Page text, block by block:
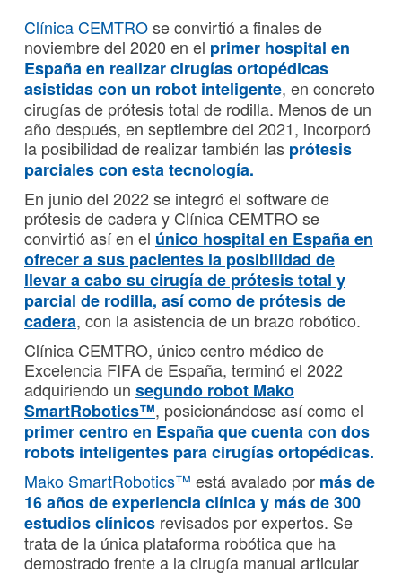
Clínica CEMTROse convirtió a finales de
noviembre del 2020 en el primer hospital en
España en realizar cirugías ortopédicas
asistidas con un robot inteligente, en concreto
cirugías de prótesis total de rodilla. Menos de un
año después, en septiembre del 2021, incorporó
la posibilidad de realizar también las prótesis
parciales con esta tecnología.
En junio del 2022 se integró el software de
prótesis de cadera y Clínica CEMTRO se
convirtió así en el único hospital en España en
ofrecer a sus pacientes la posibilidad de
llevar a cabo su cirugía de prótesis total y
parcial de rodilla, así como de prótesis de
cadera, con la asistencia de un brazo robótico.
Clínica CEMTRO, único centro médico de
Excelencia FIFA de España, terminó el 2022
adquiriendo un segundo robot Mako
SmartRobotics™, posicionándose así como el
primer centro en España que cuenta con dos
robots inteligentes para cirugías ortopédicas.
Mako SmartRobotics™ está avalado por más de
16 años de experiencia clínica y más de 300
estudios clínicos revisados por expertos. Se
trata de la única plataforma robótica que ha
demostrado frente a la cirugía manual articular